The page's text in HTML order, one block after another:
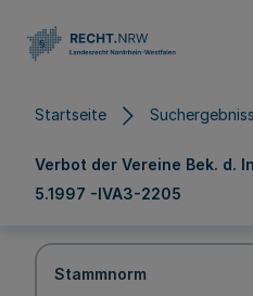
Startseite
Verbot der Vereine Bek. d.
5.1997 -IVA3-2205
Stammnorm